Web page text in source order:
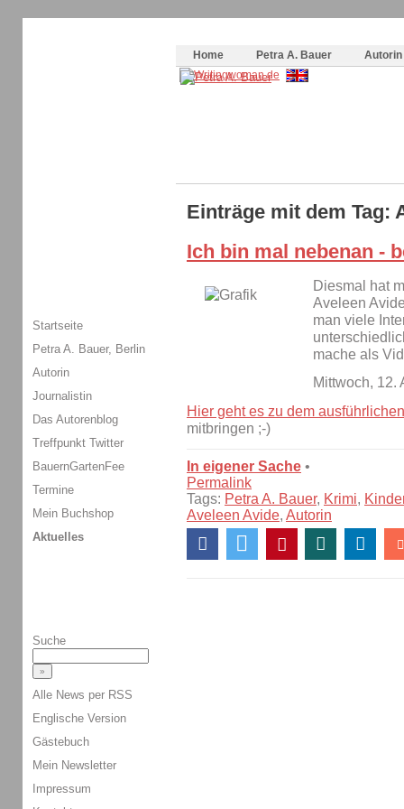
Home
Petra A. Bauer Autorin
Einträge mit dem Tag:
Ich bin mal nebenan -
Diesmal hat
Aveleen
man viele
mache als
Mittwoch, 12.
Hier geht es zu dem
mitbringen ;-)
In eigener Sache •
Permalink
Tags: Petra A. Bauer, Krimi,
Aveleen Avide, Autorin
Startseite
Petra A. Bauer, Berlin
Autorin
Journalistin
Das Autorenblog
Treffpunkt Twitter
BauernGartenFee
Termine
Mein Buchshop
Aktuelles
Suche
Alle News per RSS
Englische Version
Gästebuch
Mein Newsletter
Impressum